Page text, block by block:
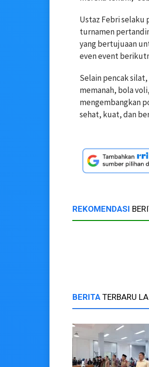
Ustaz Febri selaku
turnamen
yang bertujuaan
even event
Selain pencak
memanah, bola
mengembangkan
sehat, kuat, dan
REKOMENDASI
BERITA TERBARU